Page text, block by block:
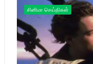
சினிமா செய்திகள்